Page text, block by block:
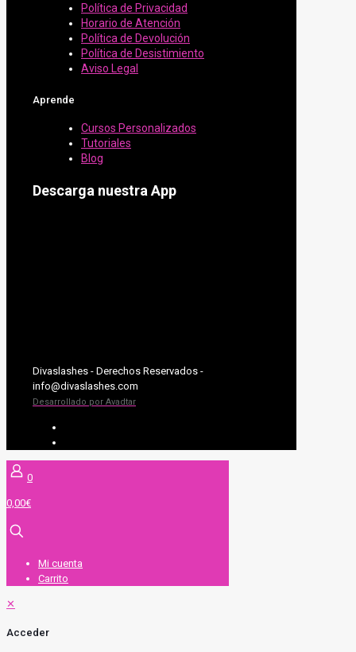
Política de Privacidad
Horario de Atención
Política de Devolución
Política de Desistimiento
Aviso Legal
Aprende
Cursos Personalizados
Tutoriales
Blog
Descarga nuestra App
Divaslashes - Derechos Reservados -
info@divaslashes.com
Desarrollado por Avadtar
0
0,00€
Mi cuenta
Carrito
✕
Acceder